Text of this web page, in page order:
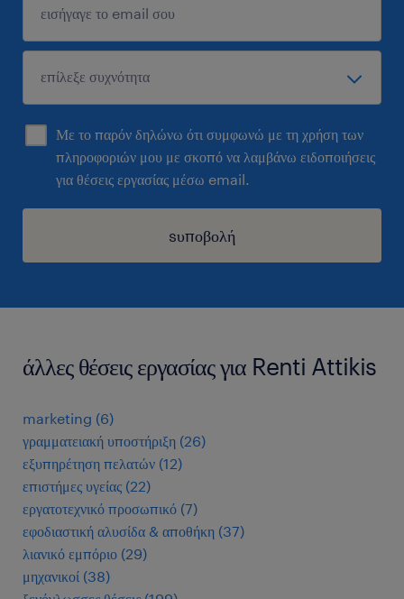
Με το παρόν δηλώνω ότι συμφωνώ με τη χρήση των
πληροφοριών μου με σκοπό να λαμβάνω ειδοποιήσεις
για θέσεις εργασίας μέσω email.
sυποβολή
άλλες θέσεις εργασίας για Renti Attikis
marketing (6)
γραμματειακή υποστήριξη (26)
εξυπηρέτηση πελατών (12)
επιστήμες υγείας (22)
εργατοτεχνικό προσωπικό (7)
εφοδιαστική αλυσίδα & αποθήκη (37)
λιανικό εμπόριο (29)
μηχανικοί (38)